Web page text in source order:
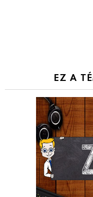
EZ A